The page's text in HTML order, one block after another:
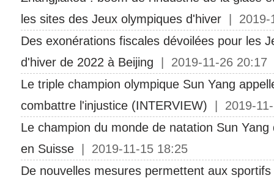
les sites des Jeux olympiques d'hiver | 2019-
Des exonérations fiscales dévoilées pour les
d'hiver de 2022 à Beijing | 2019-11-26 20:17
Le triple champion olympique Sun Yang
combattre l'injustice (INTERVIEW) | 2019-
Le champion du monde de natation Sun Yang
en Suisse | 2019-11-15 18:25
De nouvelles mesures permettent aux